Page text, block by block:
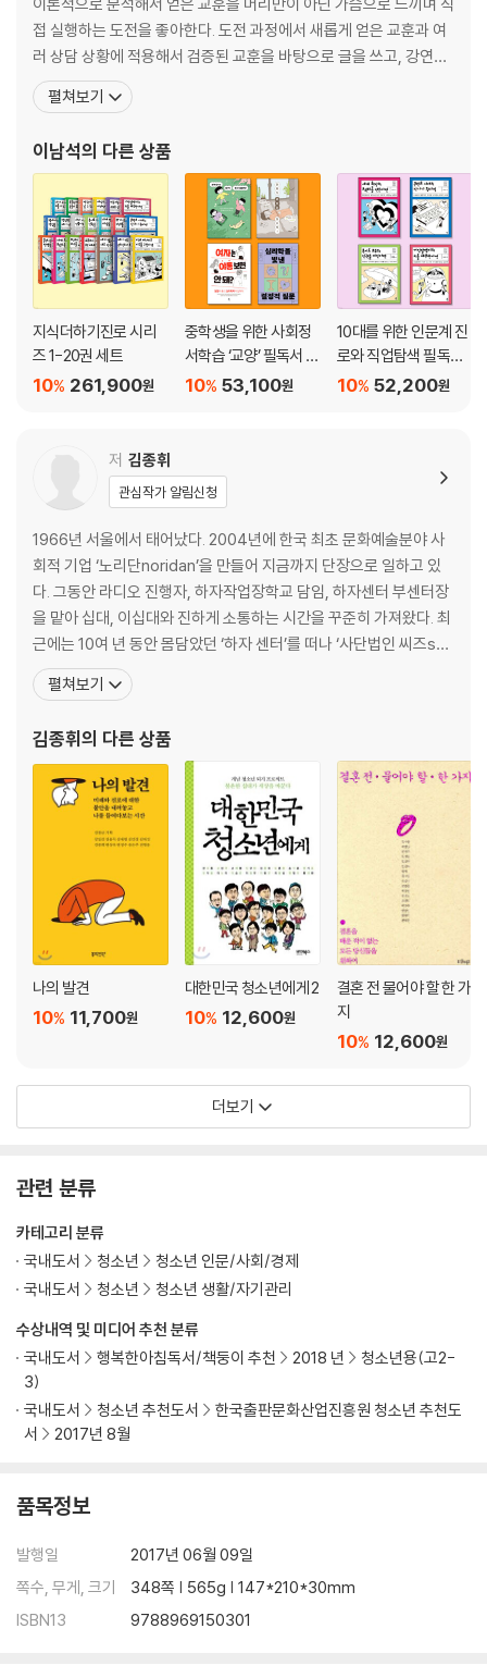
접 실행하는 도전을 좋아한다. 도전 과정에서 새롭게 얻은 교훈과 여
러 상담 상황에 적용해서 검증된 교훈을 바탕으로 글을 쓰고, 강연을
한다. 그동안 사업 기획자, 콘텐츠 기획자, 학습 애니메이션 기획자,
번역가, 도서 기획자, 과학·경영 칼럼니스트, 다큐멘터리 자문위원으
원에서 심리학을 전공했고, 인지과학과 협동과정을 거쳐
펼쳐보기
이남석의 다른 상품
지식더하기진로 시리
즈 1-20권 세트
261,900원
10%
중학생을 위한 사회정
서학습 ‘교양’ 필독서 세
트
53,100원
10%
10대를 위한 인문계 진
로와 직업탐색 필독서
세트 52,200원
10%
저 김종휘
관심작가 알림신청
1966년 서울에서 태어났다. 2004년에 한국 최초 문화예술분야 사
회적 기업 ‘노리단noridan’을 만들어 지금까지 단장으로 일하고 있
다. 그동안 라디오 진행자, 하자작업장학교 담임, 하자센터 부센터장
을 맡아 십대, 이십대와 진하게 소통하는 시간을 꾸준히 가져왔다. 최
근에는 10여 년 동안 몸담았던 ‘하자 센터’를 떠나 ‘사단법인 씨즈se
ed:s’를 창립해 청년 사회적 기업을 인큐베이팅하는 일에 힘을 쏟고
있다. 더불어 청소년과 청년들에게 세상을 바꾸는 체인지메이커Cha
일을 하고 있다. ‘일과 놀이와 학습은
펼쳐보기
김종휘의 다른 상품
나의 발견
11,700원
10%
대한민국 청소년에게 2
12,600원
10%
결혼 전 물어야 할 한 가
지
12,600원
10%
더보기
관련 분류
수상내역 및 미디어 추천 분류
국내도서
행복한아침독서/책둥이 추천 2018 년
청소년용(고2-
3)
국내도서
청소년 추천도서
한국출판문화산업진흥원 청소년 추천도
서
2017년 8월
카테고리 분류
국내도서
청소년
청소년 인문/사회/경제
국내도서
청소년 청소년 생활/자기관리
품목정보
발행일
2017년 06월 09일
쪽수, 무게, 크기
348쪽 | 565g | 147*210*30mm
ISBN13
9788969150301